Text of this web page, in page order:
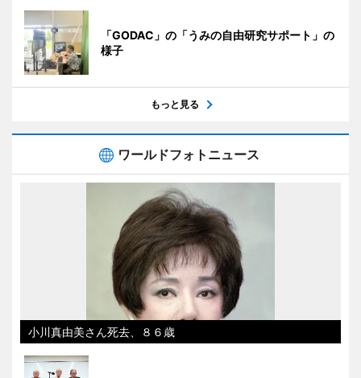
「GODAC」の「うみの自由研究サポート」の
様子
もっと見る
ワールドフォトニュース
小川真由美さん死去、８６歳